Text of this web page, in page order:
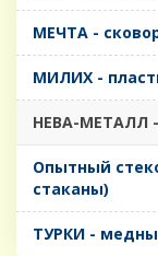
МЕЧТА -
МИЛИХ -
НЕВА-МЕТАЛЛ
Опытный
стаканы)
ТУРКИ -